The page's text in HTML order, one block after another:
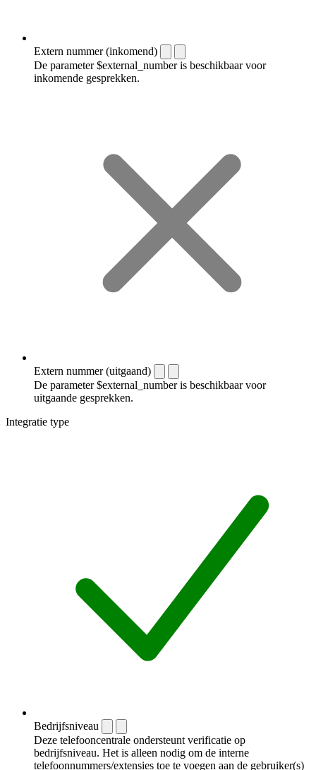
Extern nummer (inkomend)
De parameter $external_number is beschikbaar voor
inkomende gesprekken.
Extern nummer (uitgaand)
De parameter $external_number is beschikbaar voor
uitgaande gesprekken.
Integratie type
Bedrijfsniveau
Deze telefooncentrale ondersteunt verificatie op
bedrijfsniveau. Het is alleen nodig om de interne
telefoonnummers/extensies toe te voegen aan de gebruiker(s)